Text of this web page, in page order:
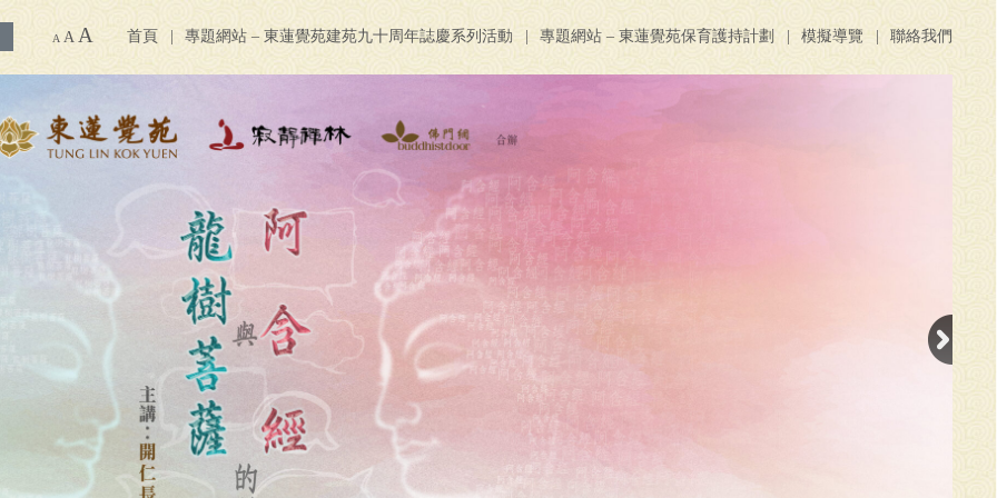
首頁 專題網站 – 東蓮覺苑建苑九十周年誌慶系列活動 專題網站 – 東蓮覺苑保育護持計劃 模擬導覽 聯絡我們
A A A